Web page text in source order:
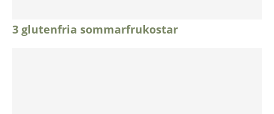
3 glutenfria sommarfrukostar